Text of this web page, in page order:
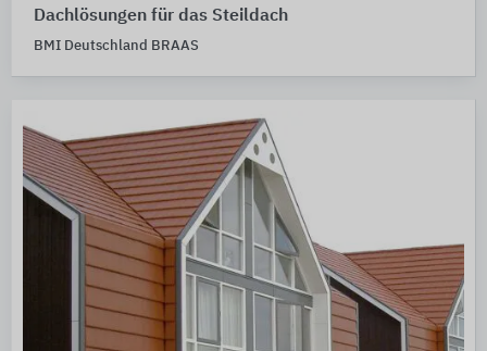
Dachlösungen für das Steildach
BMI Deutschland BRAAS